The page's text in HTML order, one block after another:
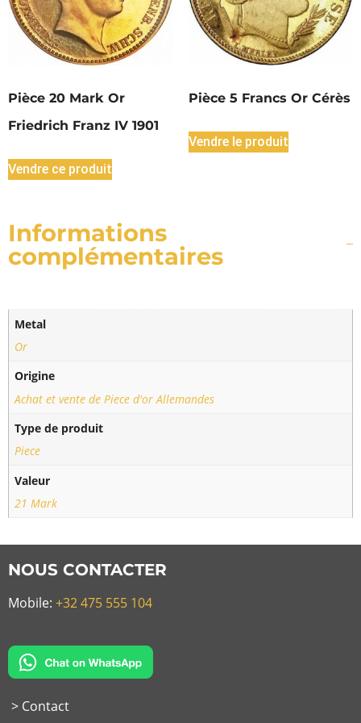
Pièce 20 Mark Or
Friedrich Franz IV 1901
Vendre ce produit
Pièce 5 Francs Or Cérès
Vendre le produit
Informations
complémentaires
Metal
Or
Origine
Achat et vente de Piece d'or Allemandes
Type de produit
Piece
Valeur
21 Mark
NOUS CONTACTER
Mobile: +32 475 555 104
> Contact